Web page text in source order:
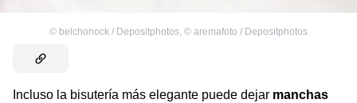
© belchonock / Depositphotos, © aremafoto / Depositphotos
Incluso la bisutería más elegante puede dejar manchas